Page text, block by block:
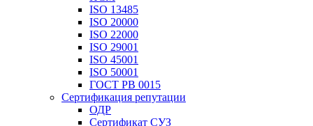
ISO 13485
ISO 20000
ISO 22000
ISO 29001
ISO 45001
ISO 50001
ГОСТ РВ 0015
Сертификация репутации
ОДР
Сертификат СУЗ